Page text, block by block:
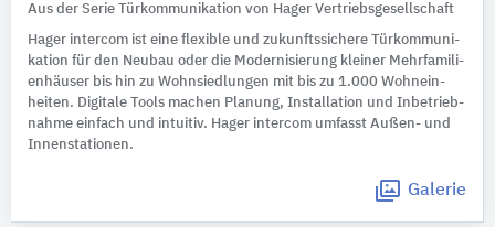
Aus der Serie Türkommunikation von Hager Vertriebsgesellschaft
Hager intercom ist eine flexible und zukunfts­si­chere Türkom­mu­ni­
ka­tion für den Neubau oder die Moder­ni­sierung kleiner Mehr­fa­mi­li­
en­häuser bis hin zu Wohn­sied­lungen mit bis zu 1.000 Wohn­ein­
heiten. Digitale Tools machen Planung, Instal­la­tion und Inbe­trieb­
nahme einfach und intuitiv. Hager intercom umfasst Außen- und
Innenstationen.
Galerie